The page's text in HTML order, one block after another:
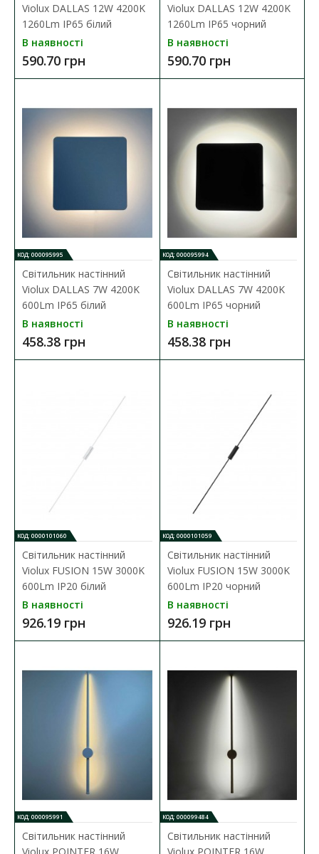
Світильник настінний Violux BITRIX-W 10W 4200K
615Lm IP20 чорний
Наявність: В наявності
внутрішнього освітлення певн..
В порівняння
В закладки
Violux DALLAS 12W 4200K
1260Lm IP65 білий
В наявності
590.70 грн
Violux DALLAS 12W 4200K
1260Lm IP65 чорний
В наявності
590.70 грн
КОД: 000095995
Світильник настінний
Violux DALLAS 7W 4200K
600Lm IP65 білий
В наявності
458.38 грн
КОД: 000095994
Світильник настінний
Violux DALLAS 7W 4200K
600Lm IP65 чорний
В наявності
458.38 грн
КОД: 0000101060
Світильник настінний
Violux FUSION 15W 3000K
600Lm IP20 білий
В наявності
926.19 грн
КОД: 0000101059
Світильник настінний
Violux FUSION 15W 3000K
600Lm IP20 чорний
В наявності
926.19 грн
КОД: 000095991
Світильник настінний
КОД: 000099484
Світильник настінний